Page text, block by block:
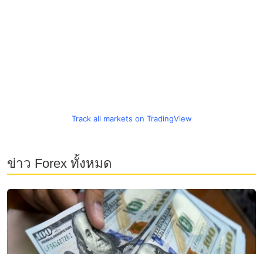
Track all markets on TradingView
ข่าว Forex ทั้งหมด